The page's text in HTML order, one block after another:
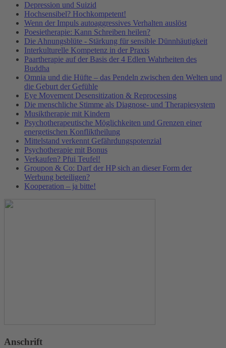
Depression und Suizid
Hochsensibel? Hochkompetent!
Wenn der Impuls autoaggressives Verhalten auslöst
Poesietherapie: Kann Schreiben heilen?
Die Ahnungsblüte - Stärkung für sensible Dünnhäutigkeit
Interkulturelle Kompetenz in der Praxis
Paartherapie auf der Basis der 4 Edlen Wahrheiten des
Buddha
Omnia und die Hüfte – das Pendeln zwischen den Welten und
die Geburt der Gefühle
Eye Movement Desensitization & Reprocessing
Die menschliche Stimme als Diagnose- und Therapiesystem
Musiktherapie mit Kindern
Psychotherapeutische Möglichkeiten und Grenzen einer
energetischen Konfliktheilung
Mittelstand verkennt Gefährdungspotenzial
Psychotherapie mit Bonus
Verkaufen? Pfui Teufel!
Groupon & Co: Darf der HP sich an dieser Form der
Werbung beteiligen?
Kooperation – ja bitte!
Anschrift